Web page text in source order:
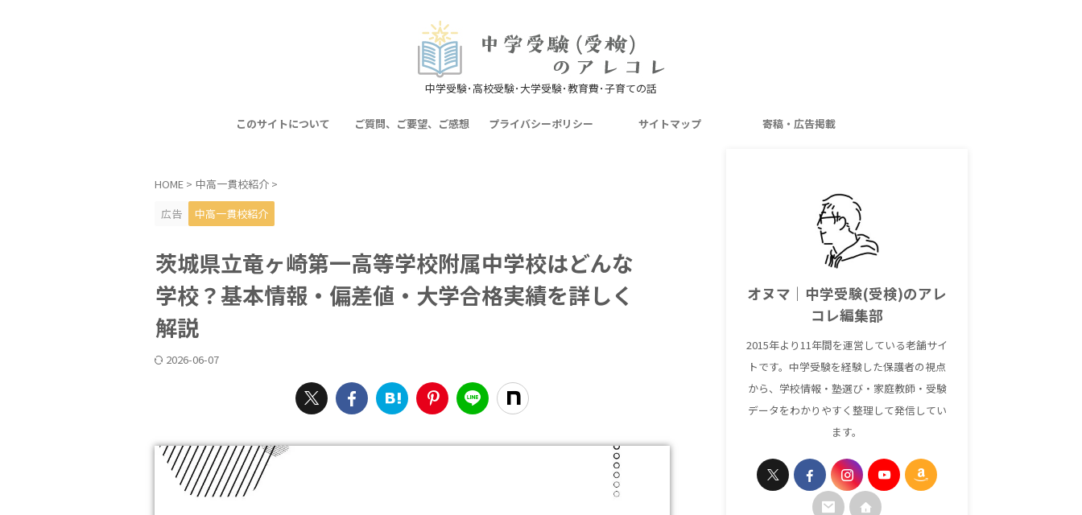
中学受験･高校受験･大学受験･教育費･子育ての話
このサイトについて ご質問、ご要望、ご感想 プライバシーポリシー サイトマップ 寄稿・広告掲載
HOME > 中高一貫校紹介 >
広告
中高一貫校紹介
茨城県立竜ヶ崎第一高等学校附属中学校はどんな
学校？基本情報・偏差値・大学合格実績を詳しく
解説
2026-06-07
オヌマ｜中学受験(受検)のアレ
コレ編集部
2015年より11年間を運営している老舗サイ
トです。中学受験を経験した保護者の視点
から、学校情報・塾選び・家庭教師・受験
データをわかりやすく整理して発信してい
ます。